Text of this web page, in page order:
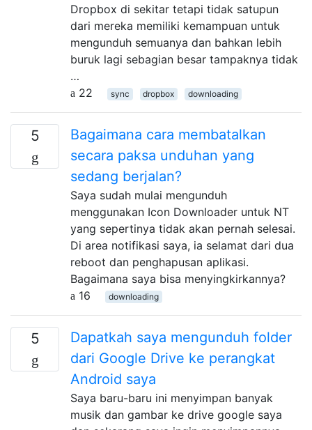
Dropbox di sekitar tetapi tidak satupun
dari mereka memiliki kemampuan untuk
mengunduh semuanya dan bahkan lebih
buruk lagi sebagian besar tampaknya tidak
…
22
sync dropbox downloading
5
Bagaimana cara membatalkan
secara paksa unduhan yang
sedang berjalan?
Saya sudah mulai mengunduh
menggunakan Icon Downloader untuk NT
yang sepertinya tidak akan pernah selesai.
Di area notifikasi saya, ia selamat dari dua
reboot dan penghapusan aplikasi.
Bagaimana saya bisa menyingkirkannya?
16
downloading
5
Dapatkah saya mengunduh folder
dari Google Drive ke perangkat
Android saya
Saya baru-baru ini menyimpan banyak
musik dan gambar ke drive google saya